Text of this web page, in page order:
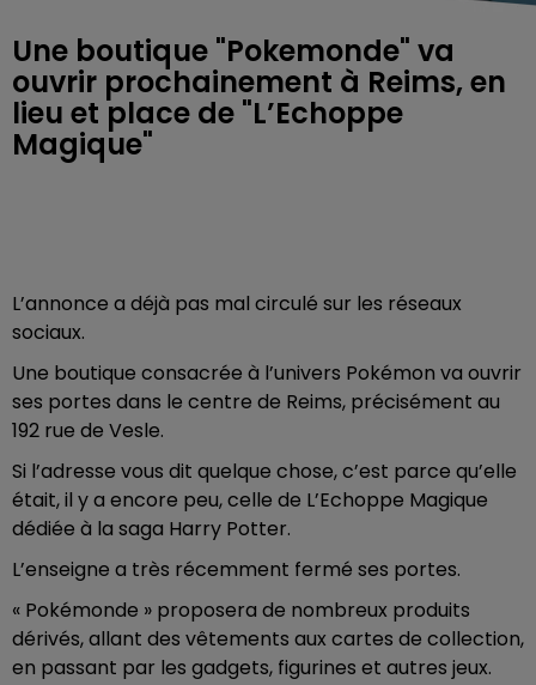
Une boutique "Pokemonde" va
ouvrir prochainement à Reims, en
lieu et place de "L’Echoppe
Magique"
L’annonce a déjà pas mal circulé sur les réseaux
sociaux.
Une boutique consacrée à l’univers Pokémon va ouvrir
ses portes dans le centre de Reims, précisément au
192 rue de Vesle.
Si l’adresse vous dit quelque chose, c’est parce qu’elle
était, il y a encore peu, celle de L’Echoppe Magique
dédiée à la saga Harry Potter.
L’enseigne a très récemment fermé ses portes.
« Pokémonde » proposera de nombreux produits
dérivés, allant des vêtements aux cartes de collection,
en passant par les gadgets, figurines et autres jeux.